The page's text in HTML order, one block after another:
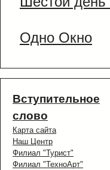
Одно Окно
Вступительное
слово
Карта сайта
Наш Центр
Филиал "Турист"
Филиал "ТехноАрт"